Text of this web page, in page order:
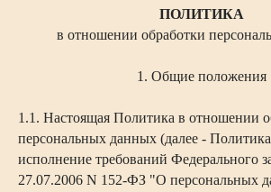
ПОЛИТИКА
в отношении обработки
1. Общие положения
1.1. Настоящая Политика в отношении
персональных данных (далее -
исполнение требований Федерального
27.07.2006 N 152-ФЗ "О персональных